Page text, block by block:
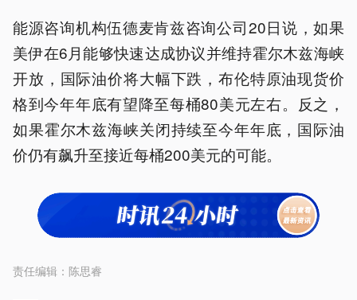
能源咨询机构伍德麦肯兹咨询公司20日说，如果
美伊在6月能够快速达成协议并维持霍尔木兹海峡
开放，国际油价将大幅下跌，布伦特原油现货价
格到今年年底有望降至每桶80美元左右。反之，
如果霍尔木兹海峡关闭持续至今年年底，国际油
价仍有飙升至接近每桶200美元的可能。
责任编辑： 陈思睿